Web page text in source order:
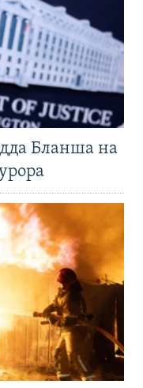
Бланша на